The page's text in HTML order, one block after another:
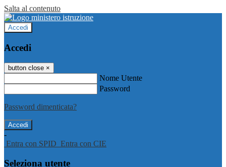
Salta al contenuto
Accedi
Accedi
button close ×
Nome Utente
Password
Password dimenticata?
-
Entra con SPID Entra con CIE
Seleziona utente